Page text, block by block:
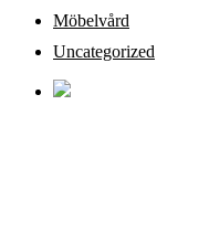
Möbelvård
Uncategorized